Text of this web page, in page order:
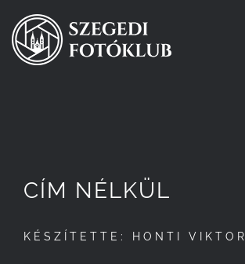
Kihagyás
Pályázatok
Tagjaink
CÍM NÉLKÜL
KÉSZÍTETTE: HONTI VIKTOR